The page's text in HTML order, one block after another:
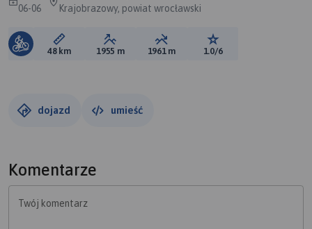
06-06
Krajobrazowy, powiat wrocławski
Długość trasy:
48 km Suma przewyższeń:
1955 m Suma spadków:
1961 m Ocena trasy:
1.0/6
dojazd umieść
Komentarze
Twój komentarz